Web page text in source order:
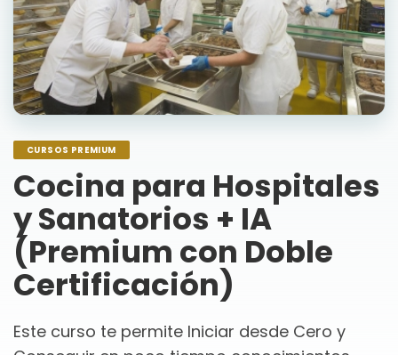
CURSOS PREMIUM
Cocina para Hospitales
y Sanatorios + IA
(Premium con Doble
Certificación)
Este curso te permite Iniciar desde Cero y